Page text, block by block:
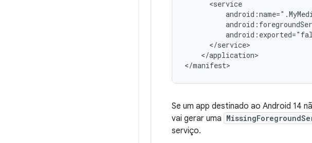
</application>
Se um app destinado ao Android 14
vai gerar uma
serviço.